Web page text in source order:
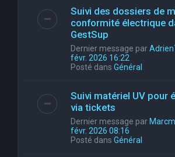
Suivi des dossiers de
conformité électrique
GestSup
Dernier message par
févr. 2026 16:22
Posté dans Général
Suivi matériel UV pour
via tickets
Dernier message par
févr. 2026 08:16
Posté dans Général